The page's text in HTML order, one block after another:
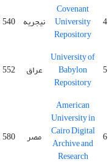
4
Covenant
University
Repository
نیجریه 540
5
University of
Babylon
Repository
عراق 552
6
American
University in
Cairo Digital
Archive and
Research
مصر 580